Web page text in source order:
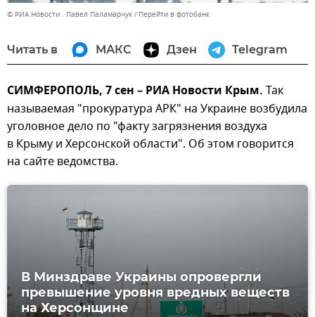
© РИА Новости . Павел Паламарчук Перейти в фотобанк
Читать в МАКС Дзен Telegram
СИМФЕРОПОЛЬ, 7 сен – РИА Новости Крым. Так
называемая "прокуратура АРК" на Украине возбудила
уголовное дело по "факту загрязнения воздуха
в Крыму и Херсонской области". Об этом говорится
на сайте ведомства.
В Минздраве Украины опровергли
превышение уровня вредных веществ
на Херсонщине